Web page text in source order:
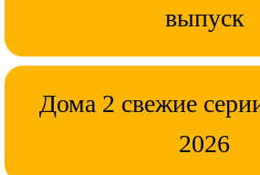
выпуск
Дома 2 свежие
2026